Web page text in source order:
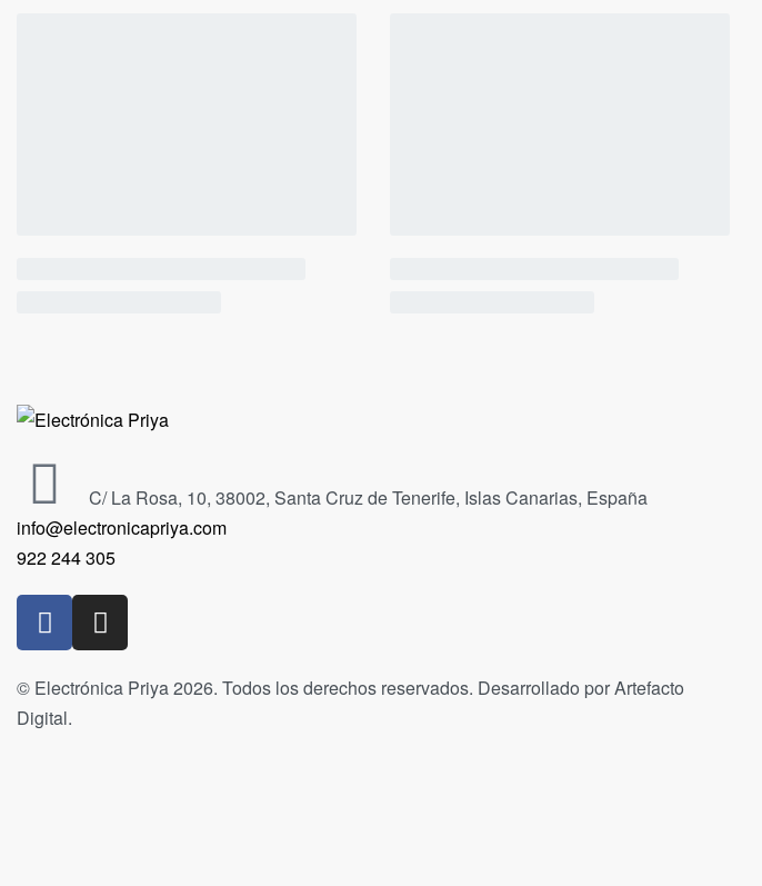
C/ La Rosa, 10, 38002, Santa Cruz de Tenerife, Islas Canarias, España
info@electronicapriya.com
922 244 305
© Electrónica Priya 2026. Todos los derechos reservados. Desarrollado por Artefacto
Digital.